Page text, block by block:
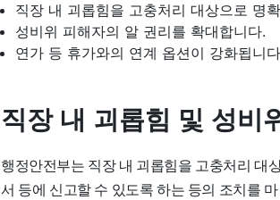
직장 내 괴롭힘을 고충처리 대상으로 명
성비위 피해자의 알 권리를 확대합니다.
연가 등 휴가와의 연계 옵션이 강화됩니
직장 내 괴롭힘 및 성비
행정안전부는 직장 내 괴롭힘을 고충처리 대
서 등에 신고할 수 있도록 하는 등의 조치를